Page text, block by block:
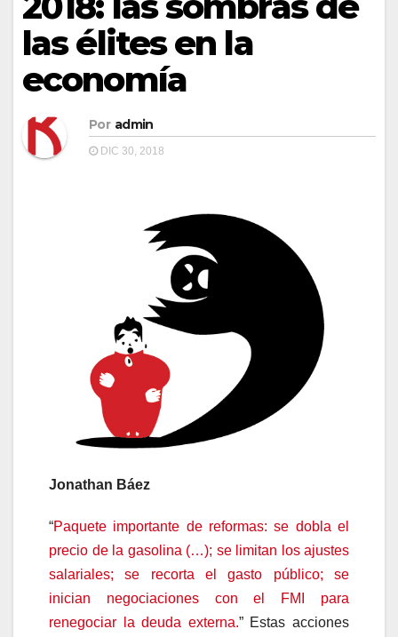
las élites en la
economía
Por admin
DIC 30, 2018
Jonathan Báez
“Paquete importante de reformas: se dobla el
precio de la gasolina (…); se limitan los ajustes
salariales; se recorta el gasto público; se
inician negociaciones con el FMI para
renegociar la deuda externa.” Estas acciones